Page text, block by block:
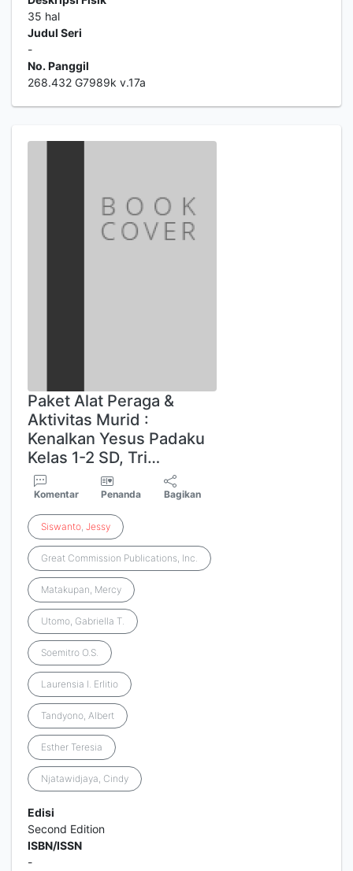
35 hal
Judul Seri
-
No. Panggil
268.432 G7989k v.17a
Paket Alat Peraga &
Aktivitas Murid :
Kenalkan Yesus Padaku
Kelas 1-2 SD, Tri…
Komentar Penanda Bagikan
Siswanto, Jessy
Great Commission Publications, Inc.
Matakupan, Mercy
Utomo, Gabriella T.
Soemitro O.S.
Laurensia I. Erlitio
Tandyono, Albert
Esther Teresia
Njatawidjaya, Cindy
Edisi
Second Edition
ISBN/ISSN
-